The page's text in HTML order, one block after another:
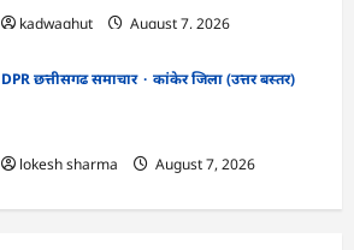
kadwaghut
August 7, 2026
DPR छत्तीसगढ समाचार
कांकेर जिला (उत्तर बस्तर)
lokesh sharma
August 7, 2026